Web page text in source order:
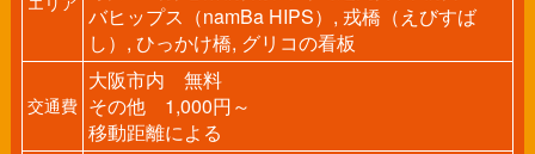
バヒップス（namBa HIPS）, 戎橋（えびすば
し）, ひっかけ橋, グリコの看板
交通費
大阪市内 無料
その他 1,000円～
移動距離による